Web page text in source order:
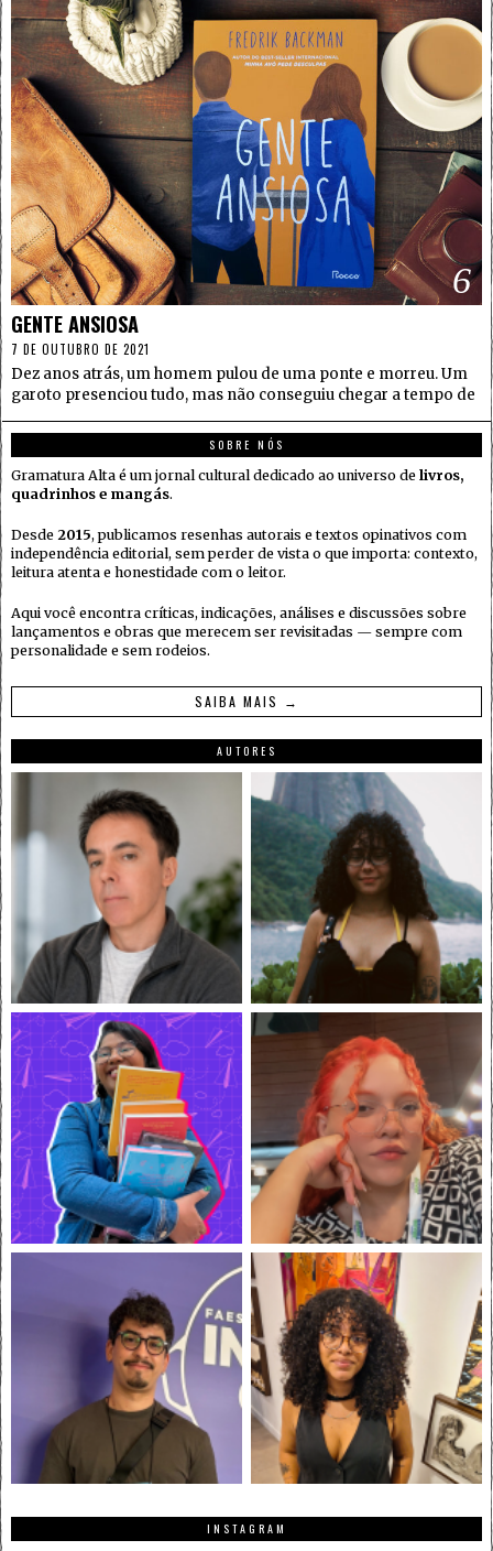
6
GENTE ANSIOSA
7 DE OUTUBRO DE 2021
Dez anos atrás, um homem pulou de uma ponte e morreu. Um
garoto presenciou tudo, mas não conseguiu chegar a tempo de
SOBRE NÓS
Gramatura Alta é um jornal cultural dedicado ao universo de livros,
quadrinhos e mangás.
Desde 2015, publicamos resenhas autorais e textos opinativos com
independência editorial, sem perder de vista o que importa: contexto,
leitura atenta e honestidade com o leitor.
Aqui você encontra críticas, indicações, análises e discussões sobre
lançamentos e obras que merecem ser revisitadas — sempre com
personalidade e sem rodeios.
SAIBA MAIS →
AUTORES
INSTAGRAM